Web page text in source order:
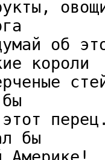
об
короли
бы